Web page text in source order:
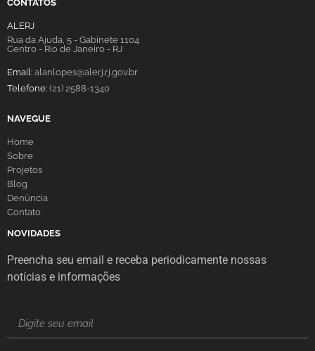
CONTATOS
ALERJ
Rua da Ajuda, 5 - Gabinete 1104
Centro - Rio de Janeiro - RJ
Email: alanlopes@alerj.rj.gov.br
Telefone: (21) 2588-1340
NAVEGUE
Home
Sobre
Projetos
Blog
Denúncia
Contato
NOVIDADES
Preencha seu email e receba periodicamente nossas
notícias e informações